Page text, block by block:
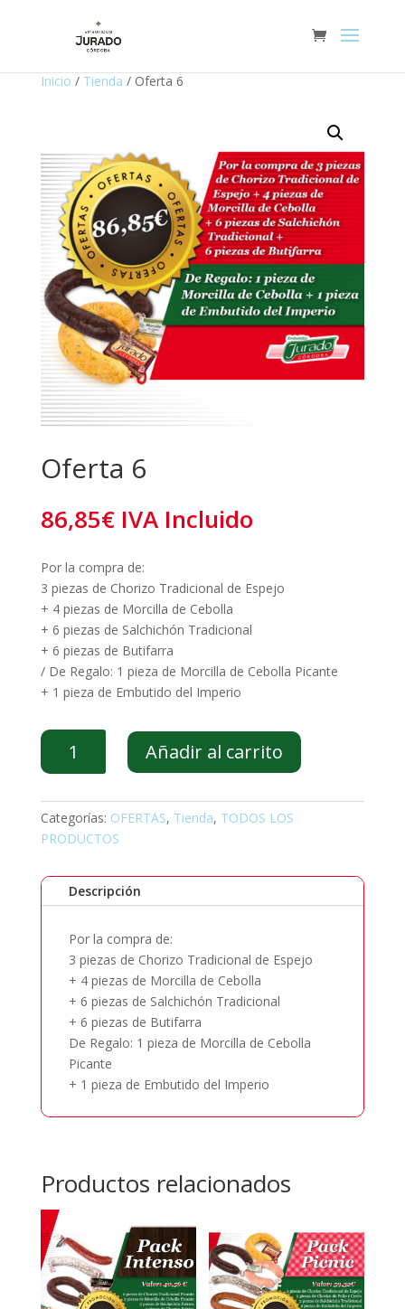
Inicio / Tienda / Oferta 6
Oferta 6
86,85€ IVA Incluido
Por la compra de:
3 piezas de Chorizo Tradicional de Espejo
+ 4 piezas de Morcilla de Cebolla
+ 6 piezas de Salchichón Tradicional
+ 6 piezas de Butifarra
/ De Regalo: 1 pieza de Morcilla de Cebolla Picante
+ 1 pieza de Embutido del Imperio
Oferta
Añadir al carrito
Categorías: OFERTAS, Tienda, TODOS LOS
PRODUCTOS
Descripción
Por la compra de:
3 piezas de Chorizo Tradicional de Espejo
+ 4 piezas de Morcilla de Cebolla
+ 6 piezas de Salchichón Tradicional
+ 6 piezas de Butifarra
De Regalo: 1 pieza de Morcilla de Cebolla
Picante
+ 1 pieza de Embutido del Imperio
Productos relacionados